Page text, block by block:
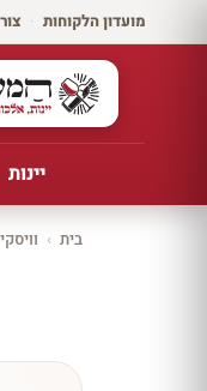
מועדון הלקוחות ·
יינות
בית › וויסקי